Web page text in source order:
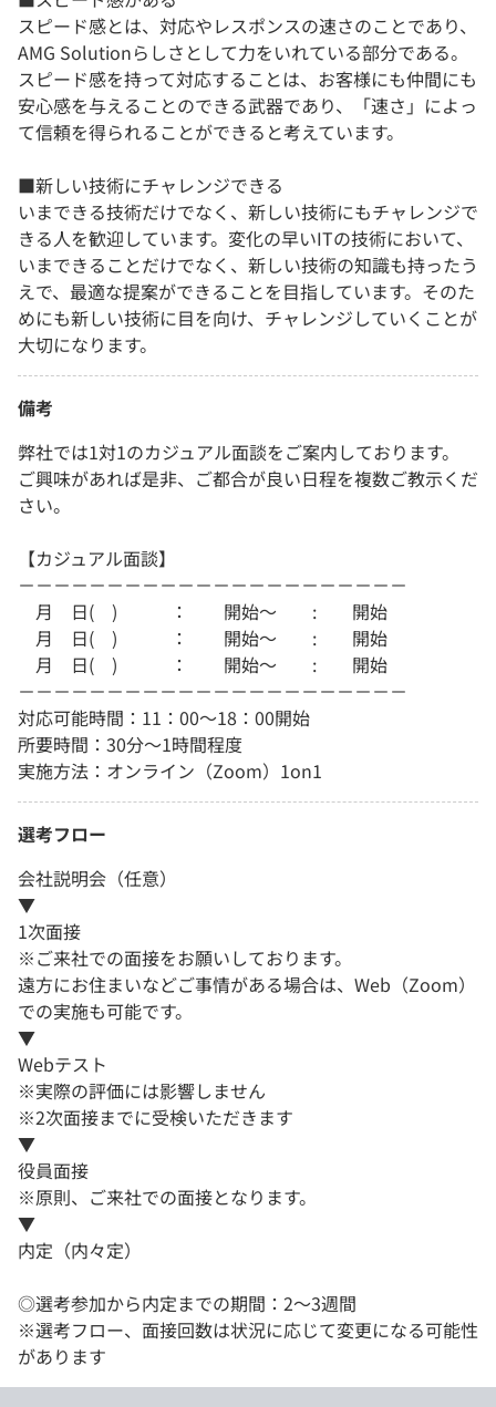
スピード感とは、対応やレスポンスの速さのことであり、
AMG Solutionらしさとして力をいれている部分である。
スピード感を持って対応することは、お客様にも仲間にも
安心感を与えることのできる武器であり、「速さ」によっ
て信頼を得られることができると考えています。
■新しい技術にチャレンジできる
いまできる技術だけでなく、新しい技術にもチャレンジで
きる人を歓迎しています。変化の早いITの技術において、
いまできることだけでなく、新しい技術の知識も持ったう
えで、最適な提案ができることを目指しています。そのた
めにも新しい技術に目を向け、チャレンジしていくことが
大切になります。
備考
弊社では1対1のカジュアル面談をご案内しております。
ご興味があれば是非、ご都合が良い日程を複数ご教示くだ
さい。
【カジュアル面談】
－－－－－－－－－－－－－－－－－－－－－－
月 日( ) ： 開始〜 : 開始
月 日( ) ： 開始〜 : 開始
月 日( ) ： 開始〜 : 開始
－－－－－－－－－－－－－－－－－－－－－－
対応可能時間：11：00～18：00開始
所要時間：30分～1時間程度
実施方法：オンライン（Zoom）1on1
選考フロー
会社説明会（任意）
▼
1次面接
※ご来社での面接をお願いしております。
遠方にお住まいなどご事情がある場合は、Web（Zoom）
での実施も可能です。
▼
Webテスト
※実際の評価には影響しません
※2次面接までに受検いただきます
▼
役員面接
※原則、ご来社での面接となります。
▼
内定（内々定）
◎選考参加から内定までの期間：2～3週間
※選考フロー、面接回数は状況に応じて変更になる可能性
があります